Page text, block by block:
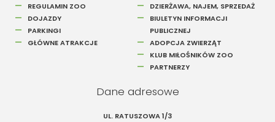
REGULAMIN ZOO
DOJAZDY
PARKINGI
GŁÓWNE ATRAKCJE
DZIERŻAWA, NAJEM, SPRZEDAŻ
BIULETYN INFORMACJI
PUBLICZNEJ
ADOPCJA ZWIERZĄT
KLUB MIŁOŚNIKÓW ZOO
PARTNERZY
Dane adresowe
UL. RATUSZOWA 1/3